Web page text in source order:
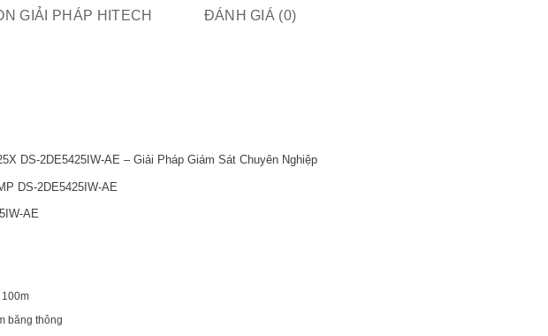
GIẢI PHÁP HITECH ĐÁNH GIÁ (0)
DS-2DE5425IW-AE – Giải Pháp Giám Sát Chuyên Nghiệp
DS-2DE5425IW-AE
AE
100m
băng thông